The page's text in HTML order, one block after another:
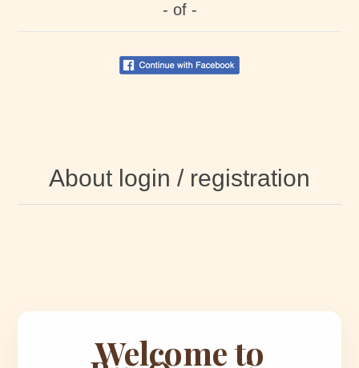
- of -
About login / registration
Welcome to